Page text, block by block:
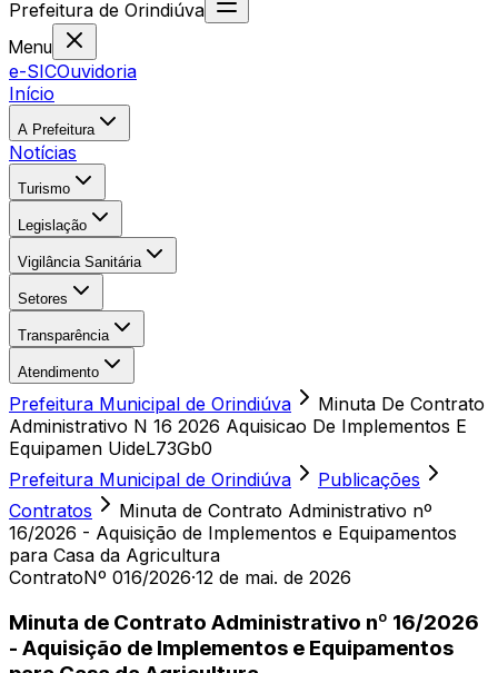
Prefeitura de Orindiúva
Menu
e-SICOuvidoria
Início
A Prefeitura
Notícias
Turismo
Legislação
Vigilância Sanitária
Setores
Transparência
Atendimento
Prefeitura Municipal de Orindiúva
Minuta De Contrato
Administrativo N 16 2026 Aquisicao De Implementos E
Equipamen UideL73Gb0
Prefeitura Municipal de Orindiúva
Publicações
Contratos
Minuta de Contrato Administrativo nº
16/2026 - Aquisição de Implementos e Equipamentos
para Casa da Agricultura
ContratoNº 016/2026·12 de mai. de 2026
Minuta de Contrato Administrativo nº 16/2026
- Aquisição de Implementos e Equipamentos